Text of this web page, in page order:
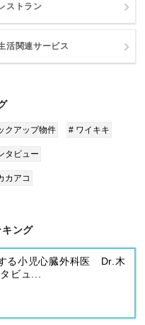
ストラン
活関連サービス
クアップ物件 # ワイキキ
タビュー
カアコ
キング
る小児心臓外科医 Dr.木
ビュ...